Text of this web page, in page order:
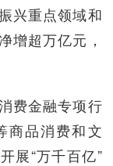
兴重点领域和
增超万亿元，
费金融专项行
商品消费和文
展“万千百亿”